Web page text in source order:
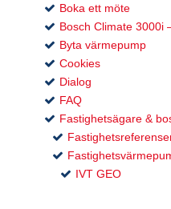
Boka ett möte
Bosch Climate 3000i
Byta värmepump
Cookies
Dialog
FAQ
Fastighetsägare &
IVT GEO